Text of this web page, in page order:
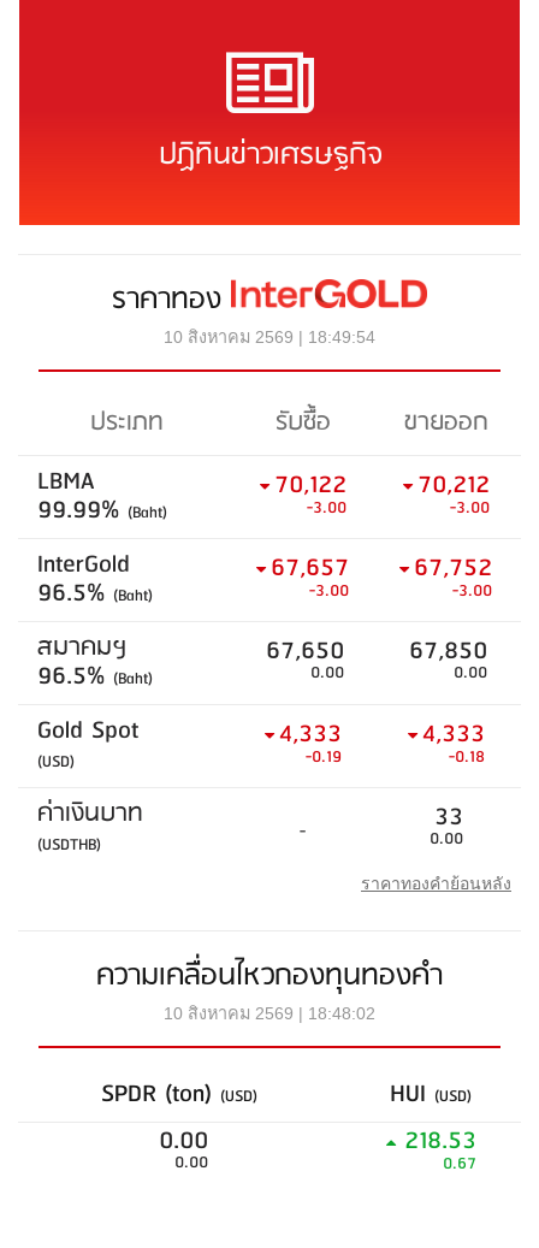
ปฏิทินข่าวเศรษฐกิจ
ราคาทอง
10 สิงหาคม 2569 | 18:49:54
ประเภท รับซื้อ
ขายออก
LBMA
99.99% (Baht)
70,122
-3.00
70,212
-3.00
InterGold
96.5% (Baht)
67,657
-3.00
67,752
-3.00
สมาคมฯ
96.5% (Baht)
67,650
0.00
67,850
0.00
Gold Spot
(USD)
4,333
-0.19
4,333
-0.18
ค่าเงินบาท
(USDTHB) - 33
0.00
ราคาทองคำย้อนหลัง
ความเคลื่อนไหวกองทุนทองคำ
10 สิงหาคม 2569 | 18:48:02
SPDR (ton) (USD) HUI (USD)
0.00
0.00
218.53
0.67